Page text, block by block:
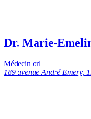
Dr. Marie-
Médecin orl
189 avenue André Emery,